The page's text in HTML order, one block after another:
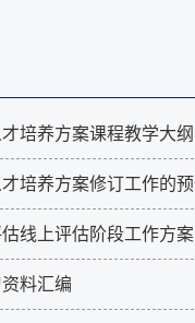
培养方案课程教学大
培养方案修订工作的
线上评估阶段工作方案
料汇编